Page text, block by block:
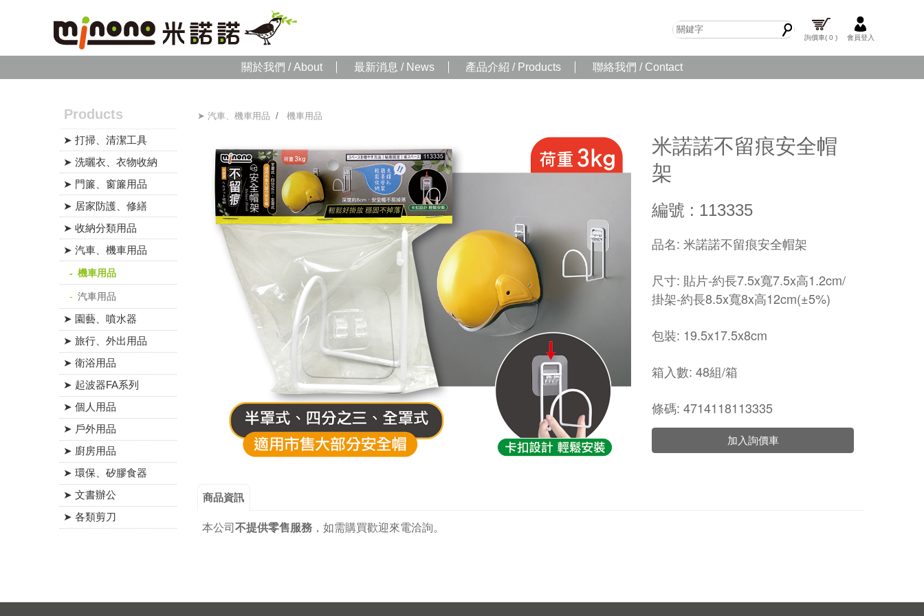
詢價車( 0 ) 會員登入
關於我們 / About 最新消息 / News 產品介紹 / Products 聯絡我們 / Contact
Products
➤ 打掃、清潔工具
➤ 洗曬衣、衣物收納
➤ 門簾、窗簾用品
➤ 居家防護、修繕
➤ 收納分類用品
➤ 汽車、機車用品
機車用品
汽車用品
➤ 園藝、噴水器
➤ 旅行、外出用品
➤ 衛浴用品
➤ 起波器FA系列
➤ 個人用品
➤ 戶外用品
➤ 廚房用品
➤ 環保、矽膠食器
➤ 文書辦公
➤ 各類剪刀
➤ 汽車、機車用品 / 機車用品
米諾諾不留痕安全帽
架
編號 : 113335
品名: 米諾諾不留痕安全帽架
尺寸: 貼片-約長7.5x寬7.5x高1.2cm/
掛架-約長8.5x寬8x高12cm(±5%)
包裝: 19.5x17.5x8cm
箱入數: 48組/箱
條碼: 4714118113335
加入詢價車
商品資訊
本公司不提供零售服務 ，如需購買歡迎來電洽詢。